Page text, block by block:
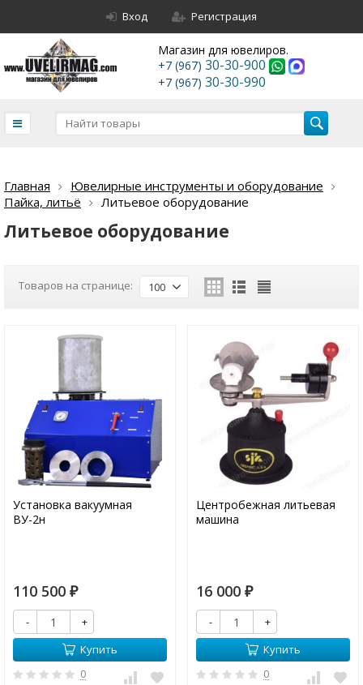
Вход Регистрация
Магазин для ювелиров.
+7 (967) 30-30-900
+7 (967) 30-30-990
Главная
Ювелирные инструменты и оборудование
Пайка, литьё
Литьевое оборудование
Литьевое оборудование
Товаров на странице: 100
Установка вакуумная
ВУ-2н
110 500 ₽
-
+
Купить
0
Центробежная литьевая
машина
16 000 ₽
-
+
Купить
0